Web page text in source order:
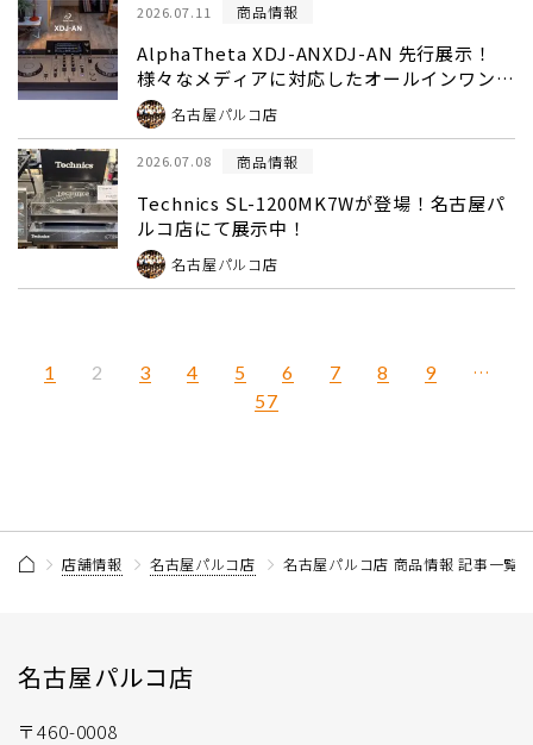
2026.07.11 商品情報
AlphaTheta XDJ-ANXDJ-AN 先行展示！
様々なメディアに対応したオールインワン
DJシステム！
名古屋パルコ店
2026.07.08 商品情報
Technics SL-1200MK7Wが登場！名古屋パ
ルコ店にて展示中！
名古屋パルコ店
1 2 3 4 5 6 7 8 9 …
57
店舗情報 名古屋パルコ店 名古屋パルコ店 商品情報 記事一覧
名古屋パルコ店
〒460-0008